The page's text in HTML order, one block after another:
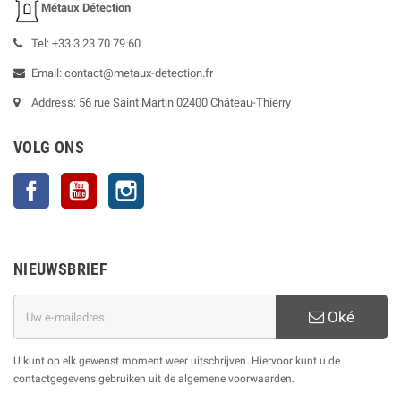
Métaux Détection
Tel: +33 3 23 70 79 60
Email: contact@metaux-detection.fr
Address: 56 rue Saint Martin 02400 Château-Thierry
VOLG ONS
Facebook YouTube
NIEUWSBRIEF
Oké
U kunt op elk gewenst moment weer uitschrijven. Hiervoor kunt u de
contactgegevens gebruiken uit de algemene voorwaarden.